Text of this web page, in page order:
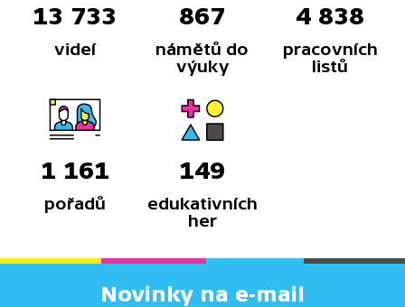
13 733
videí
867
námětů do
výuky
4 838
pracovních
listů
1 161
pořadů
149
edukativních
her
Novinky na e-mail